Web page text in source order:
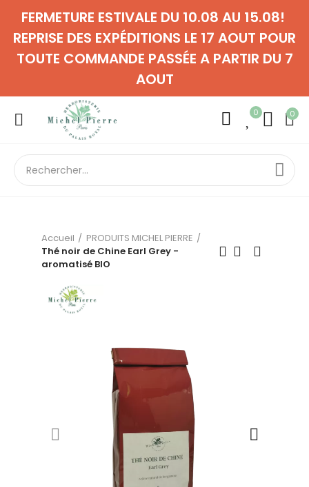
FERMETURE ESTIVALE DU 10.08 AU 15.08!
REPRISE DES EXPÉDITIONS LE 17 AOUT POUR
TOUTE COMMANDE PASSÉE A PARTIR DU 7
AOUT
0 0
Accueil
PRODUITS MICHEL PIERRE
Thé noir de Chine Earl Grey -
aromatisé BIO